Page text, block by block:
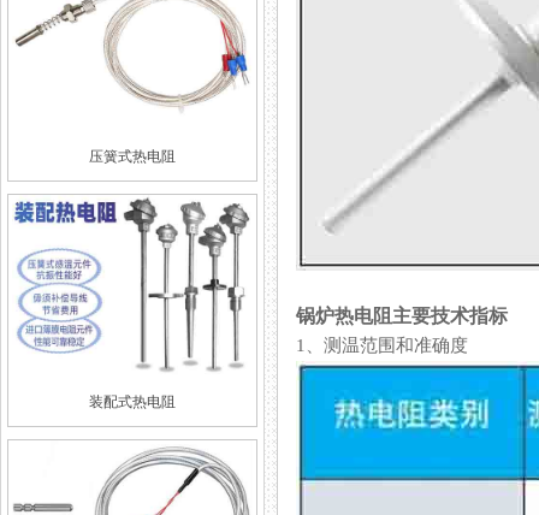
压簧式热电阻
装配式热电阻
锅炉热电阻主要技术指标
1、测温范围和准确度